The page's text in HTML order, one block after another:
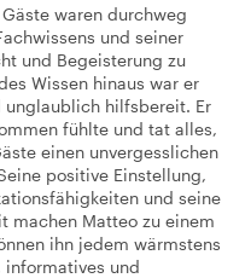
waren durchweg
und seiner
und Begeisterung zu
Wissen hinaus war er
hilfsbereit. Er
fühlte und tat alles,
einen unvergesslichen
positive Einstellung,
und seine
machen Matteo zu einem
ihn jedem wärmstens
und